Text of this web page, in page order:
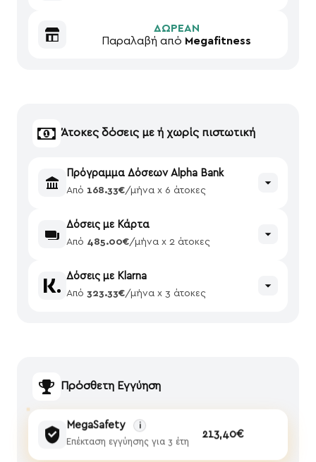
ΔΩΡΕΑΝ
Παραλαβή από Megafitness
Άτοκες δόσεις με ή χωρίς πιστωτική
Πρόγραμμα Δόσεων Alpha Bank
Από 168.33€/μήνα x 6 άτοκες
Δόσεις με Κάρτα
Από 485.00€/μήνα x 2 άτοκες
Δόσεις με Klarna
Από 323.33€/μήνα x 3 άτοκες
Πρόσθετη Εγγύηση
MegaSafety i
Επέκταση εγγύησης για 3 έτη
213,40€